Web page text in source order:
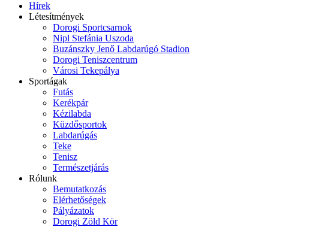
Hírek
Létesítmények
Dorogi Sportcsarnok
Nipl Stefánia Uszoda
Buzánszky Jenő Labdarúgó Stadion
Dorogi Teniszcentrum
Városi Tekepálya
Sportágak
Futás
Kerékpár
Kézilabda
Küzdősportok
Labdarúgás
Teke
Tenisz
Természetjárás
Rólunk
Bemutatkozás
Elérhetőségek
Pályázatok
Dorogi Zöld Kör